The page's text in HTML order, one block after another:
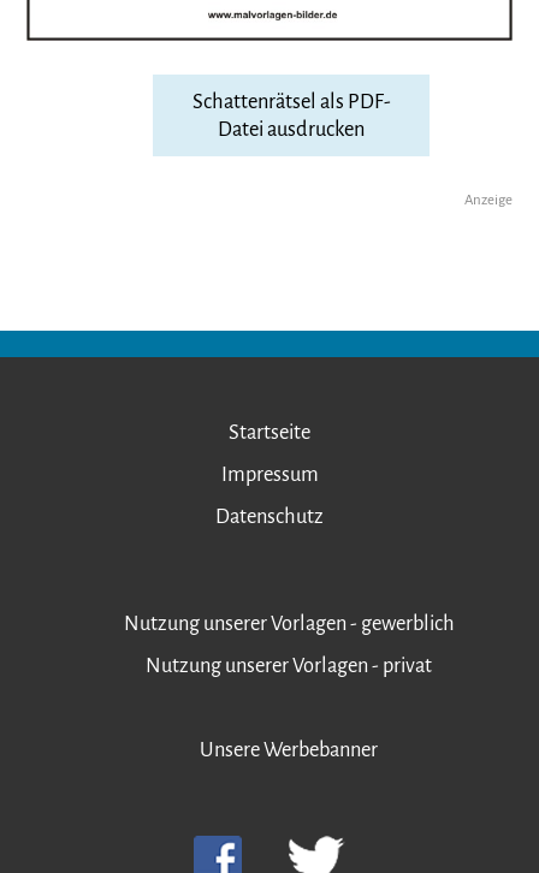
Schattenrätsel als PDF-
Datei ausdrucken
Anzeige
Startseite
Impressum
Datenschutz
Nutzung unserer Vorlagen - gewerblich
Nutzung unserer Vorlagen - privat
Unsere Werbebanner